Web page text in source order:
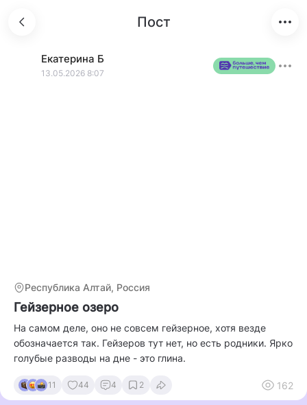
Пост
Екатерина Б
13.05.2026 8:07
Республика Алтай, Россия
Гейзерное озеро
На самом деле, оно не совсем гейзерное, хотя везде
обозначается так. Гейзеров тут нет, но есть родники. Ярко
голубые разводы на дне - это глина.
11 44 4 2 162